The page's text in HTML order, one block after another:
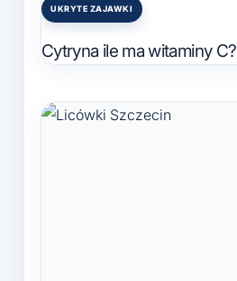
Posted
UKRYTE ZAJAWKI
Cytryna ile ma witaminy C?